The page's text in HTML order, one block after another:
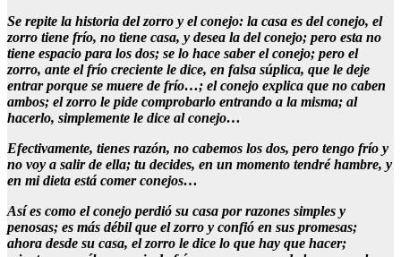
Se repite la historia del zorro y el conejo: la casa es del conejo, el
zorro tiene frío, no tiene casa, y desea la del conejo; pero esta no
tiene espacio para los dos; se lo hace saber el conejo; pero el
zorro, ante el frío creciente le dice, en falsa súplica, que le deje
entrar porque se muere de frío…; el conejo explica que no caben
ambos; el zorro le pide comprobarlo entrando a la misma; al
hacerlo, simplemente le dice al conejo…
Efectivamente, tienes razón, no cabemos los dos, pero tengo frío y
no voy a salir de ella; tu decides, en un momento tendré hambre, y
en mi dieta está comer conejos…
Así es como el conejo perdió su casa por razones simples y
penosas; es más débil que el zorro y confió en sus promesas;
ahora desde su casa, el zorro le dice lo que hay que hacer;